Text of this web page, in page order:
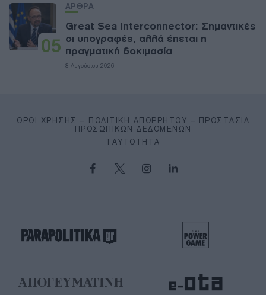
05
ΑΡΘΡΑ
Great Sea Interconnector: Σημαντικές
οι υπογραφές, αλλά έπεται η
πραγματική δοκιμασία
8 Αυγούστου 2026
ΌΡΟΙ ΧΡΉΣΗΣ – ΠΟΛΙΤΙΚΉ ΑΠΟΡΡΉΤΟΥ – ΠΡΟΣΤΑΣΊΑ
ΠΡΟΣΩΠΙΚΏΝ ΔΕΔΟΜΈΝΩΝ
ΤΑΥΤΌΤΗΤΑ